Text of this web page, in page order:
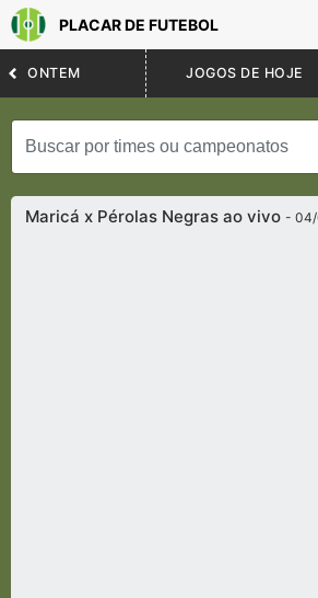
PLACAR DE FUTEBOL
ONTEM JOGOS DE HOJE
Maricá x Pérolas Negras ao vivo-